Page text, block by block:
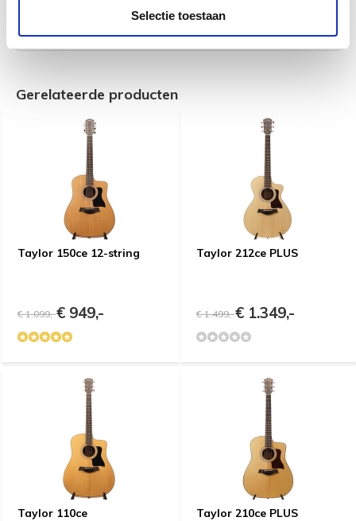
Selectie toestaan
Toevoegen aan winkelwagen
Gerelateerde producten
Taylor 150ce 12-string
€ 1.099,-€ 949,-
Taylor 212ce PLUS
€ 1.499,-€ 1.349,-
Taylor 110ce Taylor 210ce PLUS